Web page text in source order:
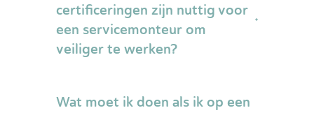
certificeringen zijn nuttig voor
een servicemonteur om
veiliger te werken?
zoals VCA (Veiligheid, Gezondheid en
Wat moet ik doen als ik op een